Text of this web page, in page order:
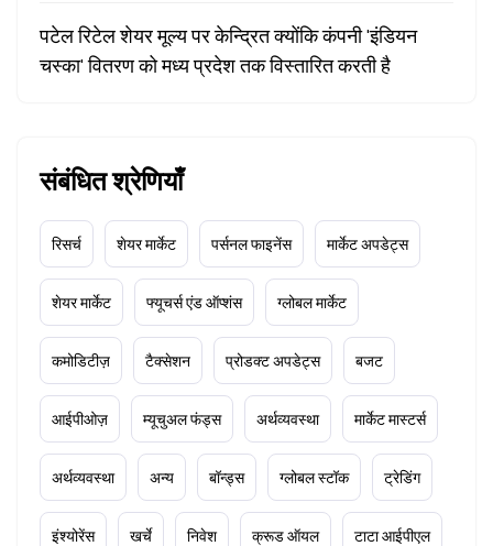
पटेल रिटेल शेयर मूल्य पर केन्द्रित क्योंकि कंपनी 'इंडियन
चस्का' वितरण को मध्य प्रदेश तक विस्तारित करती है
संबंधित श्रेणियाँ
रिसर्च शेयर मार्केट पर्सनल फाइनेंस मार्केट अपडेट्स
शेयर मार्केट फ्यूचर्स एंड ऑप्शंस ग्लोबल मार्केट
कमोडिटीज़ टैक्सेशन प्रोडक्ट अपडेट्स बजट
आईपीओज़ म्यूचुअल फंड्स अर्थव्यवस्था मार्केट मास्टर्स
अर्थव्यवस्था अन्य बॉन्ड्स ग्लोबल स्टॉक ट्रेडिंग
इंश्योरेंस खर्चे निवेश क्रूड ऑयल टाटा आईपीएल